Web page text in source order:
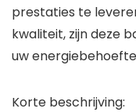
prestaties te
kwaliteit, zijn deze
uw
Korte beschrijving: